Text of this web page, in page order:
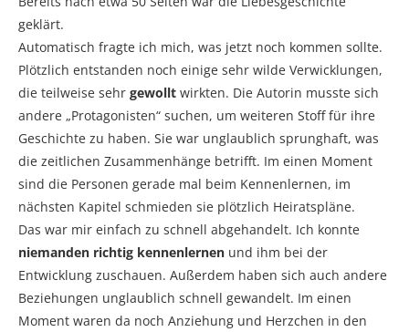
geklärt.
Automatisch fragte ich mich, was jetzt noch kommen sollte.
Plötzlich entstanden noch einige sehr wilde Verwicklungen,
die teilweise sehr gewollt wirkten. Die Autorin musste sich
andere „Protagonisten“ suchen, um weiteren Stoff für ihre
Geschichte zu haben. Sie war unglaublich sprunghaft, was
die zeitlichen Zusammenhänge betrifft. Im einen Moment
sind die Personen gerade mal beim Kennenlernen, im
nächsten Kapitel schmieden sie plötzlich Heiratspläne.
Das war mir einfach zu schnell abgehandelt. Ich konnte
niemanden richtig kennenlernen und ihm bei der
Entwicklung zuschauen. Außerdem haben sich auch andere
Beziehungen unglaublich schnell gewandelt. Im einen
Moment waren da noch Anziehung und Herzchen in den